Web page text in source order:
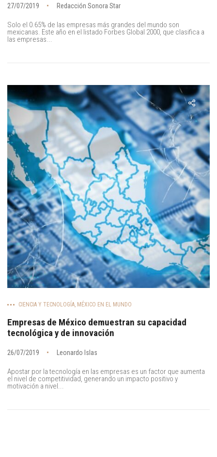
27/07/2019 Redacción Sonora Star
Solo el 0.65% de las empresas más grandes del mundo son
mexicanas. Este año en el listado Forbes Global 2000, que clasifica a
las empresas...
CIENCIA Y TECNOLOGÍA, MÉXICO EN EL MUNDO
Empresas de México demuestran su capacidad
tecnológica y de innovación
26/07/2019 Leonardo Islas
Apostar por la tecnología en las empresas es un factor que aumenta
el nivel de competitividad, generando un impacto positivo y
motivación a nivel...